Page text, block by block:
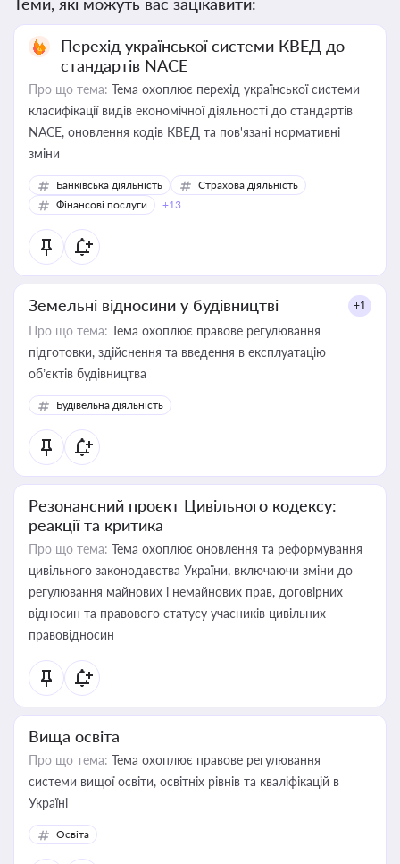
Перехід української системи КВЕД до
стандартів NACE
Про що тема: Тема охоплює перехід української системи
класифікації видів економічної діяльності до стандартів
NACE, оновлення кодів КВЕД та пов'язані нормативні
зміни
Банківська діяльність
Страхова діяльність
Фінансові послуги
+13
Земельні відносини у будівництві +1
Про що тема: Тема охоплює правове регулювання
підготовки, здійснення та введення в експлуатацію
об’єктів будівництва
Будівельна діяльність
Резонансний проєкт Цивільного кодексу:
реакції та критика
Про що тема: Тема охоплює оновлення та реформування
цивільного законодавства України, включаючи зміни до
регулювання майнових і немайнових прав, договірних
відносин та правового статусу учасників цивільних
правовідносин
Вища освіта
Про що тема: Тема охоплює правове регулювання
системи вищої освіти, освітніх рівнів та кваліфікацій в
Україні
Освіта